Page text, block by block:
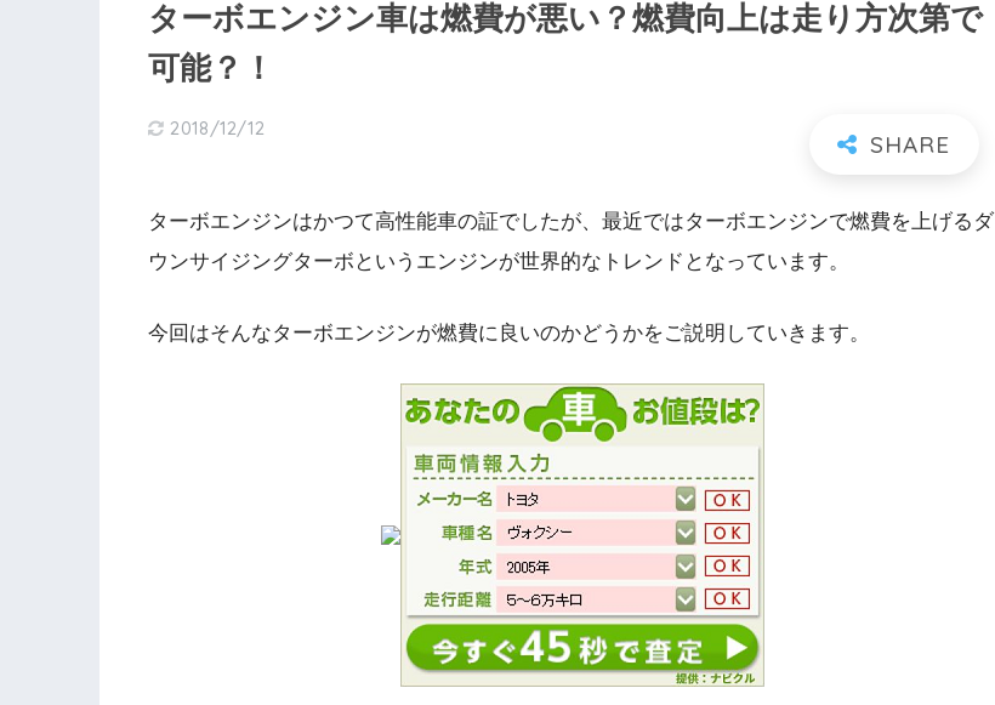
ターボエンジン車は燃費が悪い？燃費向上は走り方次第で
可能？！
2018/12/12
ターボエンジンはかつて高性能車の証でしたが、最近ではターボエンジンで燃費を上げるダ
ウンサイジングターボというエンジンが世界的なトレンドとなっています。
今回はそんなターボエンジンが燃費に良いのかどうかをご説明していきます。